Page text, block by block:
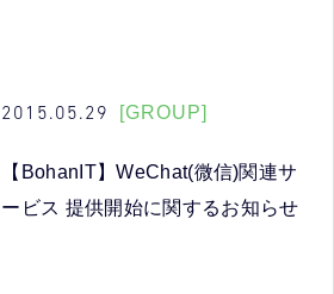
2015.05.29 [GROUP]
【BohanIT】WeChat(微信)関連サ
ービス 提供開始に関するお知らせ